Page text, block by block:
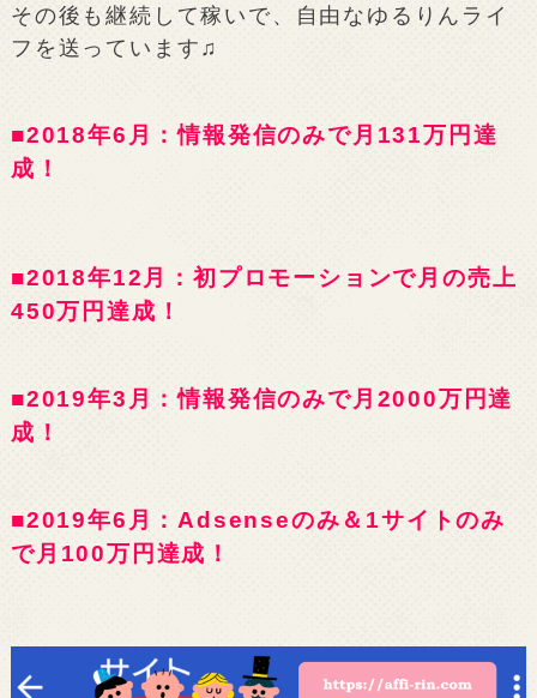
その後も継続して稼いで、自由なゆるりんライ
フを送っています♫
■2018年6月：情報発信のみで月131万円達
成！
■2018年12月：初プロモーションで月の売上
450万円達成！
■2019年3月：情報発信のみで月2000万円達
成！
■2019年6月：Adsenseのみ＆1サイトのみ
で月100万円達成！